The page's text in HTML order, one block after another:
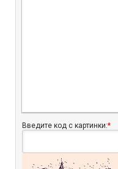
Введите код с картинки:*